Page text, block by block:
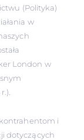
(Polityka)
w
London w
i
dotyczących